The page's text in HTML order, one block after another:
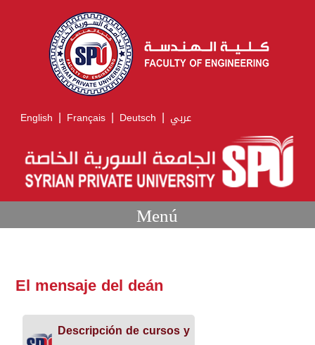
English | Français | Deutsch | عربي
Menú
El mensaje del deán
Descripción de cursos y